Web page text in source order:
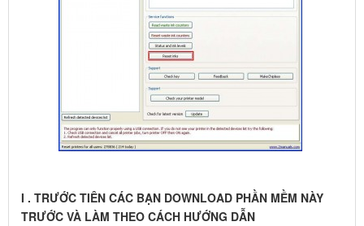
I . TRƯỚC TIÊN CÁC BẠN DOWNLOAD PHẦN MỀM NÀY
TRƯỚC VÀ LÀM THEO CÁCH HƯỚNG DẪN